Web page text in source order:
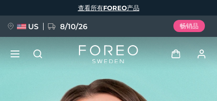
查看所有FOREO产品
US 8/10/26 畅销品